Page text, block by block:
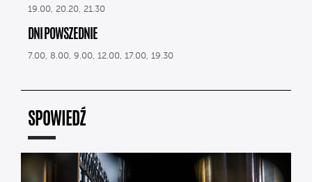
19.00, 20.20, 21.30
DNI POWSZEDNIE
7.00, 8.00, 9.00, 12.00, 17.00, 19.30
SPOWIEDŹ